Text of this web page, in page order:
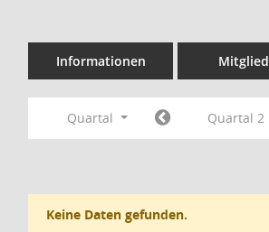
Informationen
Quartal Quartal 2
Keine Daten gefunden.